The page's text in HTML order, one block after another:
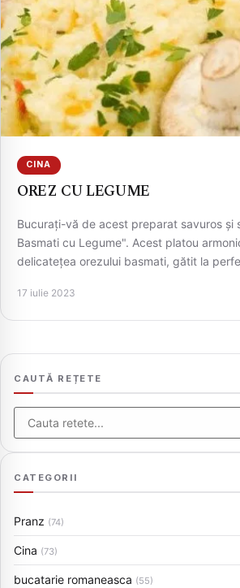
CINA
OREZ CU LEGUME
Bucurați-vă de acest preparat savuros și
Basmati cu Legume". Acest platou
delicatețea orezului basmati, gătit la
17 iulie 2023
CAUTĂ REȚETE
CATEGORII
Pranz (74)
Cina (73)
bucatarie romaneasca (55)